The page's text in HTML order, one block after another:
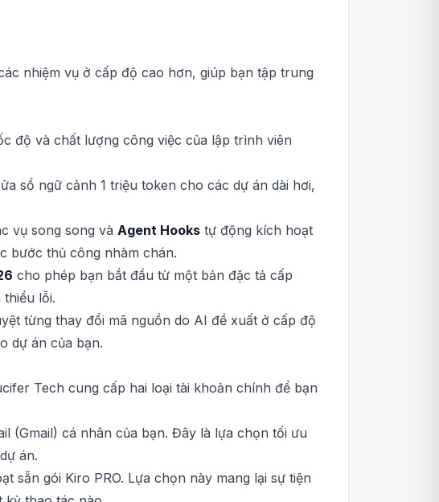
nhiệm vụ ở cấp độ cao hơn, giúp bạn tập trung
độ và chất lượng công việc của lập trình viên
sổ ngữ cảnh 1 triệu token cho các dự án dài hơi,
vụ song song và Agent Hooks tự động kích hoạt
bước thủ công nhàm chán.
cho phép bạn bắt đầu từ một bản đặc tả cấp
lỗi.
từng thay đổi mã nguồn do AI đề xuất ở cấp độ
dự án của bạn.
Tech cung cấp hai loại tài khoản chính để bạn
(Gmail) cá nhân của bạn. Đây là lựa chọn tối ưu
án.
sẵn gói Kiro PRO. Lựa chọn này mang lại sự tiện